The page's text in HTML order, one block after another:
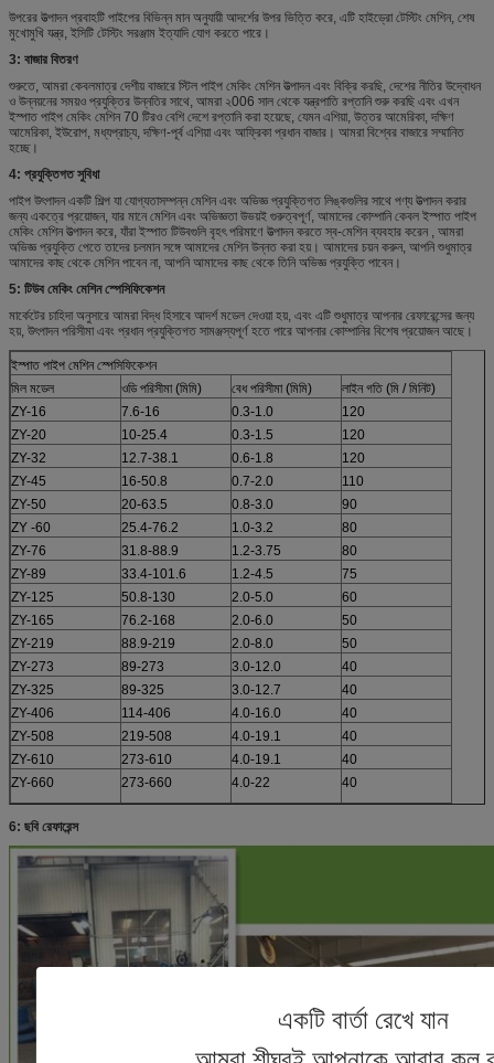
একটি বার্তা রেখে যান
উপরের উত্পাদন প্রবাহটি পাইপের বিভিন্ন মান অনুযায়ী আদর্শের উপর ভিত্তি করে, এটি হাইড্রো টেস্টিং মেশিন, শেষ
মুখোমুখি যন্ত্র, ইসিটি টেস্টিং সরঞ্জাম ইত্যাদি যোগ করতে পারে।
3: বাজার বিতরণ
শুরুতে, আমরা কেবলমাত্র দেশীয় বাজারে স্টিল পাইপ মেকিং মেশিন উত্পাদন এবং বিক্রি করছি, দেশের নীতির উদ্বোধন
ও উন্নয়নের সময়ও প্রযুক্তির উন্নতির সাথে, আমরা ২006 সাল থেকে যন্ত্রপাতি রপ্তানি শুরু করছি এবং এখন
ইস্পাত পাইপ মেকিং মেশিন 70 টিরও বেশি দেশে রপ্তানি করা হয়েছে, যেমন এশিয়া, উত্তর আমেরিকা, দক্ষিণ
আমেরিকা, ইউরোপ, মধ্যপ্রাচ্য, দক্ষিণ-পূর্ব এশিয়া এবং আফ্রিকা প্রধান বাজার। আমরা বিশ্বের বাজারে সম্মানিত
হচ্ছে।
4: প্রযুক্তিগত সুবিধা
পাইপ উৎপাদন একটি শিল্প যা যোগ্যতাসম্পন্ন মেশিন এবং অভিজ্ঞ প্রযুক্তিগত লিঙ্কগুলির সাথে পণ্য উত্পাদন করার
জন্য একত্রে প্রয়োজন, যার মানে মেশিন এবং অভিজ্ঞতা উভয়ই গুরুত্বপূর্ণ, আমাদের কোম্পানি কেবল ইস্পাত পাইপ
মেকিং মেশিন উত্পাদন করে, যাঁরা ইস্পাত টিউবগুলি বৃহৎ পরিমাণে উত্পাদন করতে স্ব-মেশিন ব্যবহার করেন , আমরা
অভিজ্ঞ প্রযুক্তি পেতে তাদের চলমান সঙ্গে আমাদের মেশিন উন্নত করা হয়। আমাদের চয়ন করুন, আপনি শুধুমাত্র
আমাদের কাছ থেকে মেশিন পাবেন না, আপনি আমাদের কাছ থেকে তিনি অভিজ্ঞ প্রযুক্তি পাবেন।
5: টিউব মেকিং মেশিন স্পেসিফিকেশন
মার্কেটের চাহিদা অনুসারে আমরা বিদ্ধ হিসাবে আদর্শ মডেল দেওয়া হয়, এবং এটি শুধুমাত্র আপনার রেফারেন্সের জন্য
হয়, উৎপাদন পরিসীমা এবং প্রধান প্রযুক্তিগত সামঞ্জস্যপূর্ণ হতে পারে আপনার কোম্পানির বিশেষ প্রয়োজন আছে।
ইস্পাত পাইপ মেশিন স্পেসিফিকেশন
মিল মডেল
ওডি পরিসীমা (মিমি) বেধ পরিসীমা (মিমি)
লাইন গতি (মি / মিনিট)
ZY-16
7.6-16 0.3-1.0
120
ZY-20
10-25.4 0.3-1.5
120
ZY-32
12.7-38.1 0.6-1.8
120
ZY-45
16-50.8 0.7-2.0
110
ZY-50
20-63.5 0.8-3.0
90
ZY -60
25.4-76.2 1.0-3.2
80
ZY-76
31.8-88.9 1.2-3.75
80
ZY-89
33.4-101.6 1.2-4.5
75
ZY-125
50.8-130 2.0-5.0
60
ZY-165
76.2-168 2.0-6.0
50
ZY-219
88.9-219 2.0-8.0
50
ZY-273
89-273 3.0-12.0
40
ZY-325
89-325 3.0-12.7
40
ZY-406
114-406 4.0-16.0
40
ZY-508
219-508 4.0-19.1
40
ZY-610
273-610 4.0-19.1
40
ZY-660
273-660 4.0-22 40
6: ছবি রেফারেন্স